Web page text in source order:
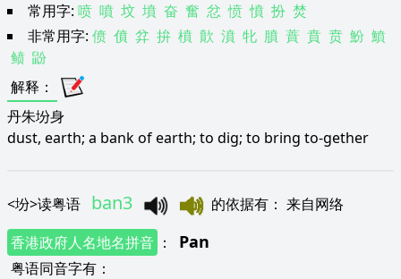
常用字: 喷 噴 坟 墳 奋 奮 忿 愤 憤 扮 焚
非常用字: 偾 僨 弅 拚 橨 歕 濆 牝 膹 蕡 賁 贲 魵 鱝
鲼 鼢
解释 ：
丹朱坋身
dust, earth; a bank of earth; to dig; to bring to-gether
<坋>读粤语 ban3 的依据有 ： 来自网络
香港政府人名地名拼音 ： Pan
粤语同音字有 ：